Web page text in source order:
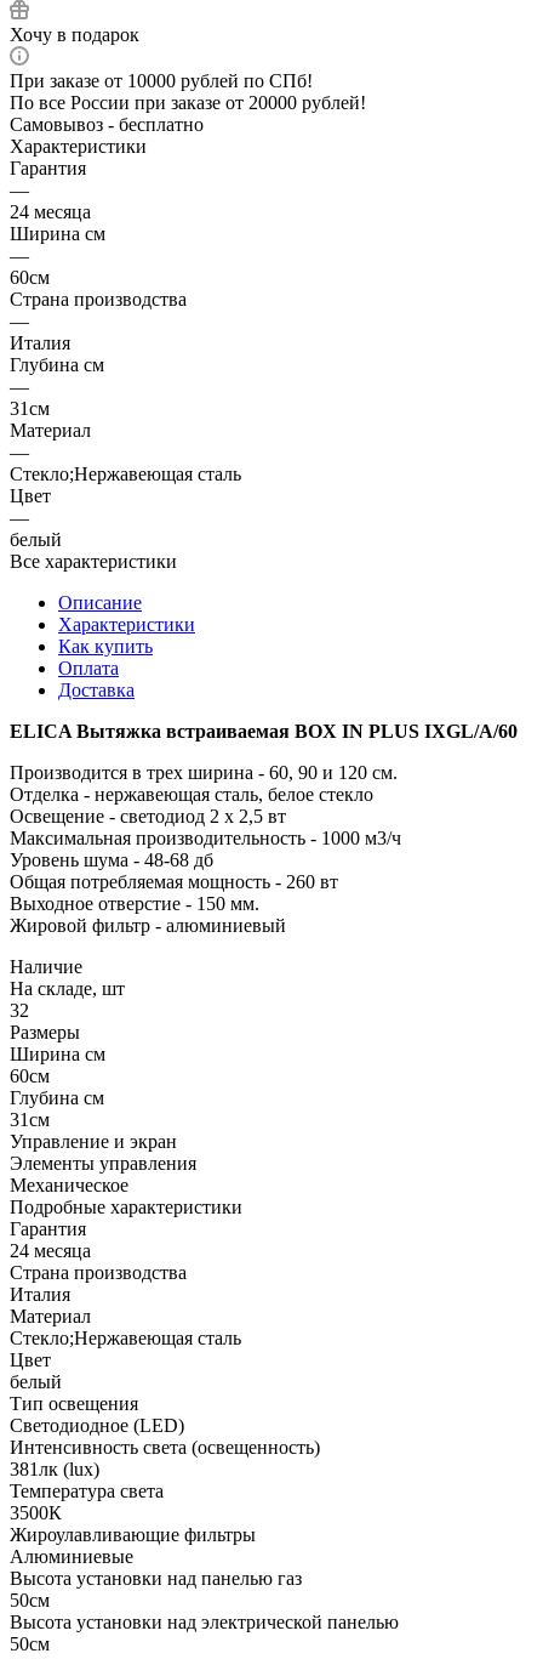
Хочу в подарок
При заказе от 10000 рублей по СПб!
По все России при заказе от 20000 рублей!
Самовывоз - бесплатно
Характеристики
Гарантия
—
24 месяца
Ширина см
—
60см
Страна производства
—
Италия
Глубина см
—
31см
Материал
—
Стекло;Нержавеющая сталь
Цвет
—
белый
Все характеристики
Описание
Характеристики
Как купить
Оплата
Доставка
ELICA Вытяжка встраиваемая BOX IN PLUS IXGL/A/60
Производится в трех ширина - 60, 90 и 120 см.
Отделка - нержавеющая сталь, белое стекло
Освещение - светодиод 2 х 2,5 вт
Максимальная производительность - 1000 м3/ч
Уровень шума - 48-68 дб
Общая потребляемая мощность - 260 вт
Выходное отверстие - 150 мм.
Жировой фильтр - алюминиевый
Наличие
На складе, шт
32
Размеры
Ширина см
60см
Глубина см
31см
Управление и экран
Элементы управления
Механическое
Подробные характеристики
Гарантия
24 месяца
Страна производства
Италия
Материал
Стекло;Нержавеющая сталь
Цвет
белый
Тип освещения
Светодиодное (LED)
Интенсивность света (освещенность)
381лк (lux)
Температура света
3500К
Жироулавливающие фильтры
Алюминиевые
Высота установки над панелью газ
50см
Высота установки над электрической панелью
50см